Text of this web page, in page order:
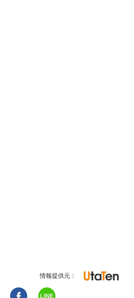
情報提供元：